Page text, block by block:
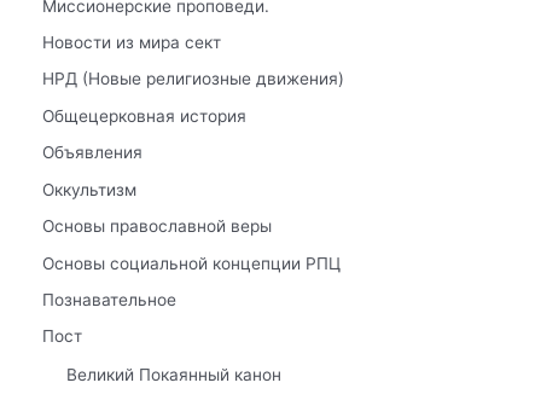
Миссионерские проповеди.
Новости из мира сект
НРД (Новые религиозные движения)
Общецерковная история
Объявления
Оккультизм
Основы православной веры
Основы социальной концепции РПЦ
Познавательное
Пост
Великий Покаянный канон